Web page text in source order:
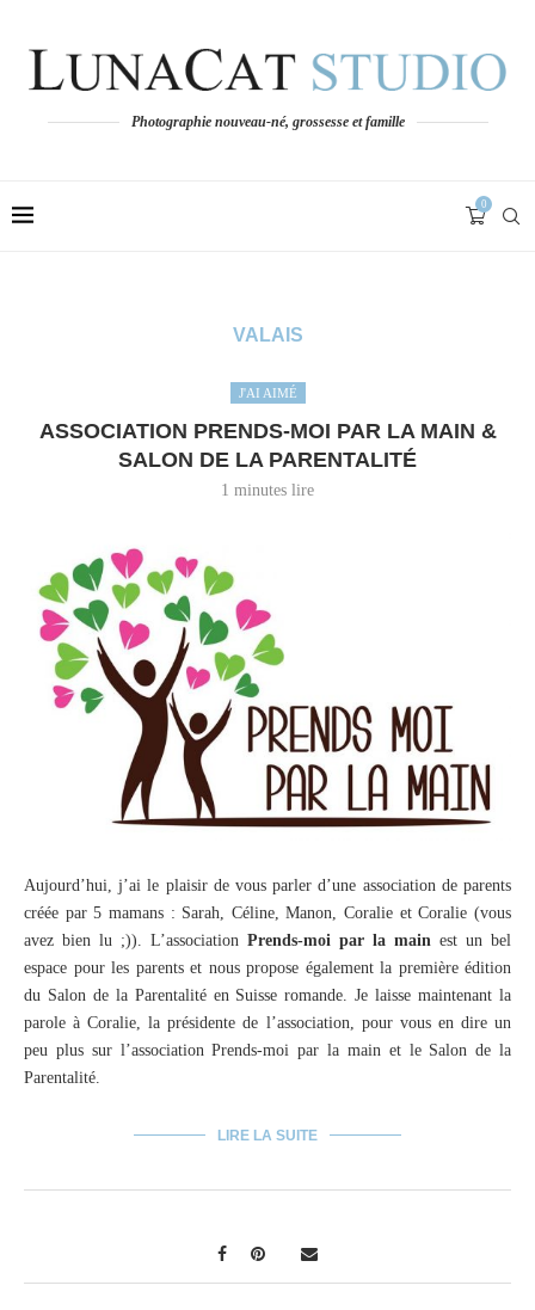
Photographie nouveau-né, grossesse et famille
0
VALAIS
J'AI AIMÉ
ASSOCIATION PRENDS-MOI PAR LA MAIN &
SALON DE LA PARENTALITÉ
1 minutes lire
Aujourd’hui, j’ai le plaisir de vous parler d’une association de parents
créée par 5 mamans : Sarah, Céline, Manon, Coralie et Coralie (vous
avez bien lu ;)). L’association Prends-moi par la main est un bel
espace pour les parents et nous propose également la première édition
du Salon de la Parentalité en Suisse romande. Je laisse maintenant la
parole à Coralie, la présidente de l’association, pour vous en dire un
peu plus sur l’association Prends-moi par la main et le Salon de la
Parentalité.
LIRE LA SUITE